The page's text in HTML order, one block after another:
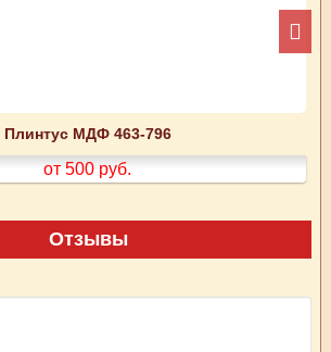
Плинтус МДФ 463-796
от 500 руб.
Отзывы